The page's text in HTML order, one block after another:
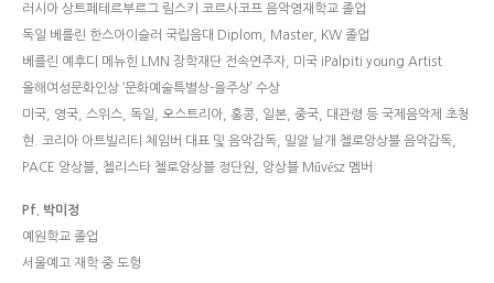
러시아 상트페테르부르그 림스키 코르사코프 음악영재학교 졸업
독일 베를린 한스아이슬러 국립음대 Diplom, Master, KW 졸업
베를린 예후디 메뉴힌 LMN 장학재단 전속연주자, 미국 iPalpiti young Artist
올해여성문화인상 ‘문화예술특별상-을주상’ 수상
미국, 영국, 스위스, 독일, 오스트리아, 홍콩, 일본, 중국, 대관령 등 국제음악제 초청
현. 코리아 아트빌리티 체임버 대표 및 음악감독, 밀알 날개 첼로앙상블 음악감독,
PACE 앙상블, 첼리스타 첼로앙상블 정단원, 앙상블 Művész 멤버
Pf. 박미정
예원학교 졸업
서울예고 재학 중 도헝